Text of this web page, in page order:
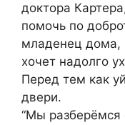
доктора
помочь по
младенец дома,
хочет надолго
Перед тем как
двери.
“Мы разберёмся